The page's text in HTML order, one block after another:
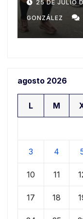
20 DE JULIO
GONZÁLEZ
agosto 2026
L M
3 4
10 11
17 18